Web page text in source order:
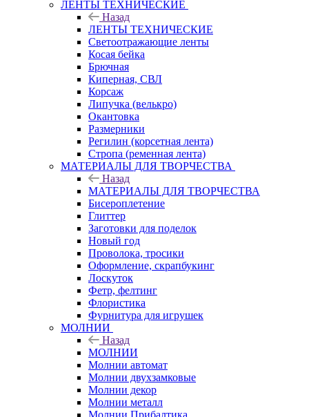
ЛЕНТЫ ТЕХНИЧЕСКИЕ
Назад
ЛЕНТЫ ТЕХНИЧЕСКИЕ
Светоотражающие ленты
Косая бейка
Брючная
Киперная, СВЛ
Корсаж
Липучка (велькро)
Окантовка
Размерники
Регилин (корсетная лента)
Стропа (ременная лента)
МАТЕРИАЛЫ ДЛЯ ТВОРЧЕСТВА
Назад
МАТЕРИАЛЫ ДЛЯ ТВОРЧЕСТВА
Бисероплетение
Глиттер
Заготовки для поделок
Новый год
Проволока, тросики
Оформление, скрапбукинг
Лоскуток
Фетр, фелтинг
Флористика
Фурнитура для игрушек
МОЛНИИ
Назад
МОЛНИИ
Молнии автомат
Молнии двухзамковые
Молнии декор
Молнии металл
Молнии Прибалтика